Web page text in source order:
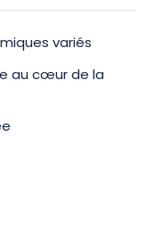
variés
au cœur de la